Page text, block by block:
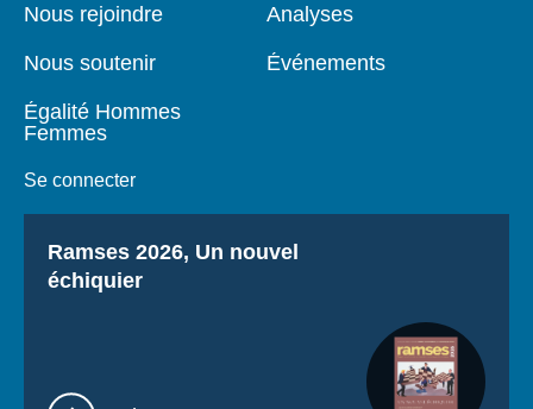
Nous rejoindre
Nous soutenir
Égalité Hommes
Femmes
Se connecter
Analyses
Événements
Titre
Ramses 2026, Un nouvel
échiquier